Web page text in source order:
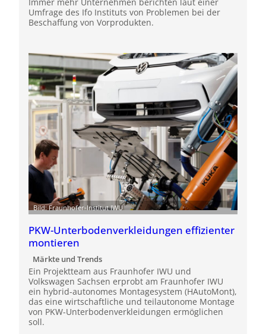
Umfrage des Ifo Instituts von Problemen bei der
Beschaffung von Vorprodukten.
Bild: Fraunhofer-Institut IWU
PKW-Unterbodenverkleidungen effizienter
montieren
Märkte und Trends
Ein Projektteam aus Fraunhofer IWU und
Volkswagen Sachsen erprobt am Fraunhofer IWU
ein hybrid-autonomes Montagesystem (HAutoMont),
das eine wirtschaftliche und teilautonome Montage
von PKW-Unterbodenverkleidungen ermöglichen
soll.